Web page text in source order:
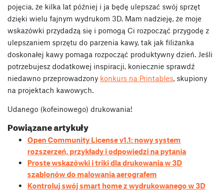
pojęcia, że kilka lat później i ja będę ulepszać swój sprzęt
dzięki wielu fajnym wydrukom 3D. Mam nadzieję, że moje
wskazówki przydadzą się i pomogą Ci rozpocząć przygodę z
ulepszaniem sprzętu do parzenia kawy, tak jak filiżanka
doskonałej kawy pomaga rozpocząć produktywny dzień. Jeśli
potrzebujesz dodatkowej inspiracji, koniecznie sprawdź
niedawno przeprowadzony konkurs na Printables, skupiony
na projektach kawowych.
Udanego (kofeinowego) drukowania!
Powiązane artykuły
Open Community License v1.1: nowy system
rozszerzeń, przykłady i odpowiedzi na pytania
Proste wskazówki i triki dla drukowania w 3D
szablonów do malowania aerografem
Kontroluj swój smart home z wydrukowanego w 3D